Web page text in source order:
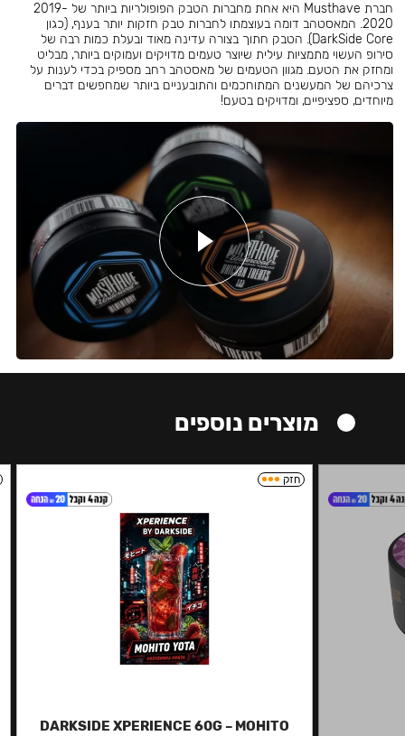
חברת Musthave היא אחת מחברות הטבק הפופולריות ביותר של 2019-
2020. המאסטהב דומה בעוצמתו לחברות טבק חזקות יותר בענף, (כגון
DarkSide Core). הטבק חתוך בצורה עדינה מאוד ובעלת כמות רבה של
סירופ העשוי מתמציות עילית שיוצר טעמים מדויקים ועמוקים ביותר, מבליט
ומחזק את הטעם. מגוון הטעמים של מאסטהב רחב מספיק בכדי לענות על
צרכיהם של המעשנים המתוחכמים והתובעניים ביותר שמחפשים דברים
מיוחדים, ספציפיים, ומדויקים בטעם!
מוצרים נוספים
חזק
DARKSIDE XPERIENCE 60G – MOHITO